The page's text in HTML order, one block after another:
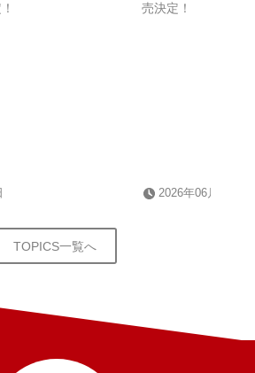
売決定！
2026年06月05日
TOPICS一覧へ